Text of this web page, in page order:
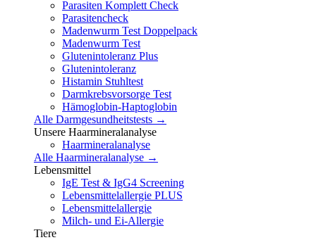
Parasiten Komplett Check
Parasitencheck
Madenwurm Test Doppelpack
Madenwurm Test
Glutenintoleranz Plus
Glutenintoleranz
Histamin Stuhltest
Darmkrebsvorsorge Test
Hämoglobin-Haptoglobin
Alle Darmgesundheitstests →
Unsere Haarmineralanalyse
Haarmineralanalyse
Alle Haarmineralanalyse →
Lebensmittel
IgE Test & IgG4 Screening
Lebensmittelallergie PLUS
Lebensmittelallergie
Milch- und Ei-Allergie
Tiere